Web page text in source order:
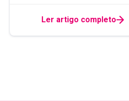
Ler artigo completo